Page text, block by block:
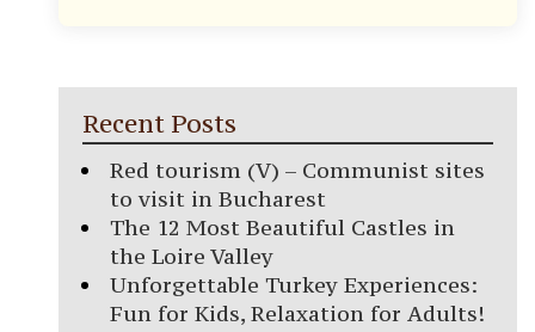
Recent Posts
Red tourism (V) – Communist sites
to visit in Bucharest
The 12 Most Beautiful Castles in
the Loire Valley
Unforgettable Turkey Experiences:
Fun for Kids, Relaxation for Adults!